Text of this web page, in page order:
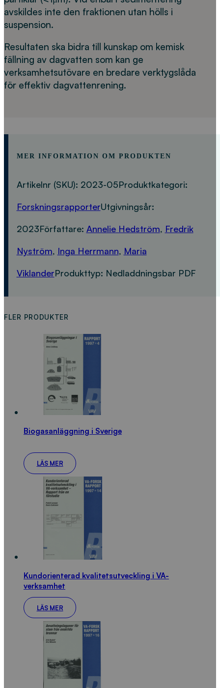
avskildes inte den fraktionen utan hölls i
suspension.
Resultaten ska bidra till kunskap om kemisk
fällning av dagvatten som kan ge
verksamhetsutövare en bredare verktygslåda
för effektiv dagvattenrening.
MER INFORMATION OM PRODUKTEN
Artikelnr (SKU): 2023-05Produktkategori:
ForskningsrapporterUtgivningsår:
2023Författare: Annelie Hedström, Fredrik
Nyström, Inga Herrmann, Maria
ViklanderProdukttyp: Nedladdningsbar PDF
FLER PRODUKTER
Biogasanläggning i Sverige
LÄS MER
Kundorienterad kvalitetsutveckling i VA-
verksamhet
LÄS MER